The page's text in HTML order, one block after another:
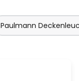
Paulmann